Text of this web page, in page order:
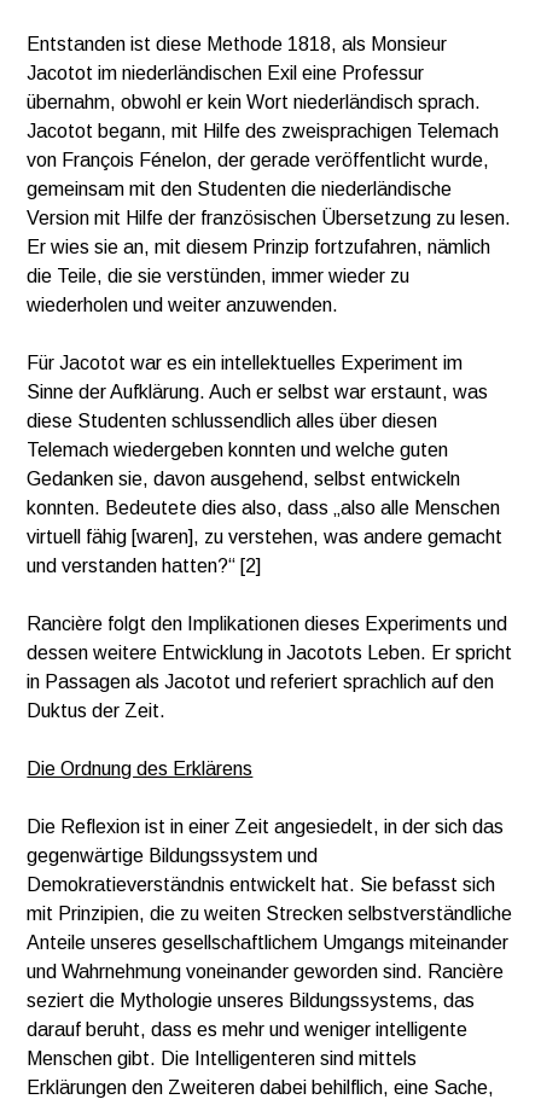
Entstanden ist diese Methode 1818, als Monsieur
Jacotot im niederländischen Exil eine Professur
übernahm, obwohl er kein Wort niederländisch sprach.
Jacotot begann, mit Hilfe des zweisprachigen Telemach
von François Fénelon, der gerade veröffentlicht wurde,
gemeinsam mit den Studenten die niederländische
Version mit Hilfe der französischen Übersetzung zu lesen.
Er wies sie an, mit diesem Prinzip fortzufahren, nämlich
die Teile, die sie verstünden, immer wieder zu
wiederholen und weiter anzuwenden.
Für Jacotot war es ein intellektuelles Experiment im
Sinne der Aufklärung. Auch er selbst war erstaunt, was
diese Studenten schlussendlich alles über diesen
Telemach wiedergeben konnten und welche guten
Gedanken sie, davon ausgehend, selbst entwickeln
konnten. Bedeutete dies also, dass „also alle Menschen
virtuell fähig [waren], zu verstehen, was andere gemacht
und verstanden hatten?“ [2]
Rancière folgt den Implikationen dieses Experiments und
dessen weitere Entwicklung in Jacotots Leben. Er spricht
in Passagen als Jacotot und referiert sprachlich auf den
Duktus der Zeit.
Die Ordnung des Erklärens
Die Reflexion ist in einer Zeit angesiedelt, in der sich das
gegenwärtige Bildungssystem und
Demokratieverständnis entwickelt hat. Sie befasst sich
mit Prinzipien, die zu weiten Strecken selbstverständliche
Anteile unseres gesellschaftlichem Umgangs miteinander
und Wahrnehmung voneinander geworden sind. Rancière
seziert die Mythologie unseres Bildungssystems, das
darauf beruht, dass es mehr und weniger intelligente
Menschen gibt. Die Intelligenteren sind mittels
Erklärungen den Zweiteren dabei behilflich, eine Sache,